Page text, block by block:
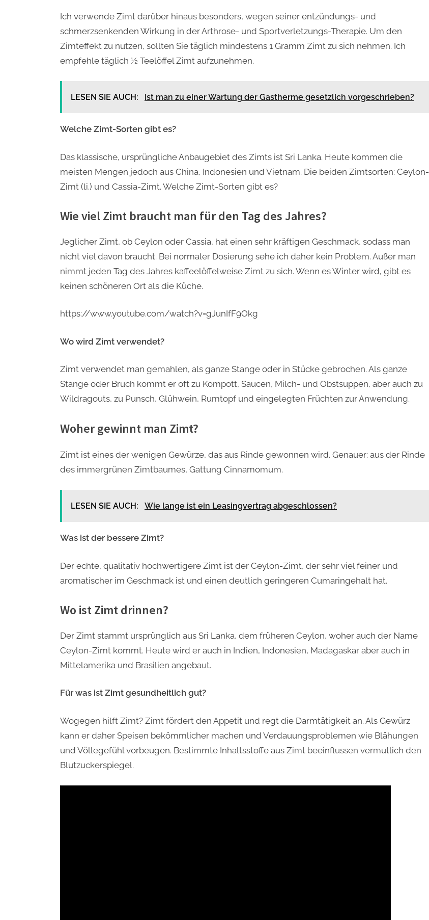
Ich verwende Zimt darüber hinaus besonders, wegen seiner entzündungs- und
schmerzsenkenden Wirkung in der Arthrose- und Sportverletzungs-Therapie. Um den
Zimteffekt zu nutzen, sollten Sie täglich mindestens 1 Gramm Zimt zu sich nehmen. Ich
empfehle täglich ½ Teelöffel Zimt aufzunehmen.
LESEN SIE AUCH: Ist man zu einer Wartung der Gastherme gesetzlich vorgeschrieben?
Welche Zimt-Sorten gibt es?
Das klassische, ursprüngliche Anbaugebiet des Zimts ist Sri Lanka. Heute kommen die
meisten Mengen jedoch aus China, Indonesien und Vietnam. Die beiden Zimtsorten: Ceylon-
Zimt (li.) und Cassia-Zimt. Welche Zimt-Sorten gibt es?
Wie viel Zimt braucht man für den Tag des Jahres?
Jeglicher Zimt, ob Ceylon oder Cassia, hat einen sehr kräftigen Geschmack, sodass man
nicht viel davon braucht. Bei normaler Dosierung sehe ich daher kein Problem. Außer man
nimmt jeden Tag des Jahres kaffeelöffelweise Zimt zu sich. Wenn es Winter wird, gibt es
keinen schöneren Ort als die Küche.
https://www.youtube.com/watch?v=gJunIfF9Okg
Wo wird Zimt verwendet?
Zimt verwendet man gemahlen, als ganze Stange oder in Stücke gebrochen. Als ganze
Stange oder Bruch kommt er oft zu Kompott, Saucen, Milch- und Obstsuppen, aber auch zu
Wildragouts, zu Punsch, Glühwein, Rumtopf und eingelegten Früchten zur Anwendung.
Woher gewinnt man Zimt?
Zimt ist eines der wenigen Gewürze, das aus Rinde gewonnen wird. Genauer: aus der Rinde
des immergrünen Zimtbaumes, Gattung Cinnamomum.
LESEN SIE AUCH: Wie lange ist ein Leasingvertrag abgeschlossen?
Was ist der bessere Zimt?
Der echte, qualitativ hochwertigere Zimt ist der Ceylon-Zimt, der sehr viel feiner und
aromatischer im Geschmack ist und einen deutlich geringeren Cumaringehalt hat.
Wo ist Zimt drinnen?
Der Zimt stammt ursprünglich aus Sri Lanka, dem früheren Ceylon, woher auch der Name
Ceylon-Zimt kommt. Heute wird er auch in Indien, Indonesien, Madagaskar aber auch in
Mittelamerika und Brasilien angebaut.
Für was ist Zimt gesundheitlich gut?
Wogegen hilft Zimt? Zimt fördert den Appetit und regt die Darmtätigkeit an. Als Gewürz
kann er daher Speisen bekömmlicher machen und Verdauungsproblemen wie Blähungen
und Völlegefühl vorbeugen. Bestimmte Inhaltsstoffe aus Zimt beeinflussen vermutlich den
Blutzuckerspiegel.